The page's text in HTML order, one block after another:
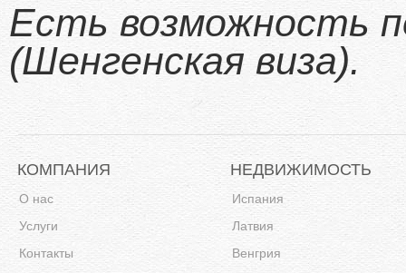
Есть возможность
(Шенгенская виза).
КОМПАНИЯ
О нас
Услуги
Контакты
НЕДВИЖИМОСТЬ
Испания
Латвия
Венгрия